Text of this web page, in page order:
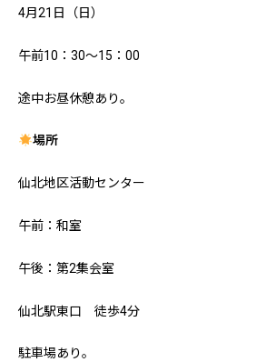
4月21日（日）
午前10：30～15：00
途中お昼休憩あり。
場所
仙北地区活動センター
午前：和室
午後：第2集会室
仙北駅東口 徒歩4分
駐車場あり。